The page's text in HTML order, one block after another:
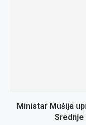
Ministar Mušija